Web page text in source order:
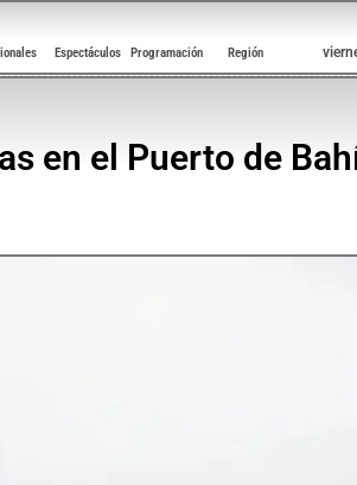
Espectáculos Programación Región
en el Puerto de